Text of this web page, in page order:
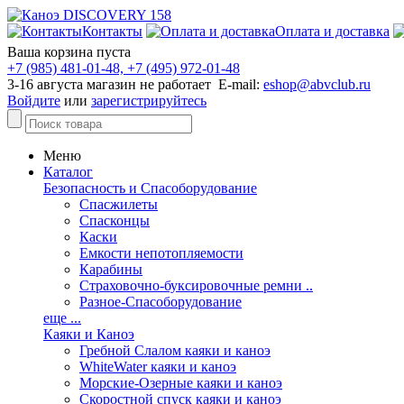
Контакты Оплата и доставка
Ваша корзина пуста
+7 (985) 481-01-48, +7 (495) 972-01-48
3-16 августа магазин не работает E-mail: eshop@abvclub.ru
Войдите или зарегистрируйтесь
Меню
Каталог
Безопасность и Спасоборудование
Спасжилеты
Спасконцы
Каски
Емкости непотопляемости
Карабины
Страховочно-буксировочные ремни ..
Разное-Спасоборудование
еще ...
Каяки и Каноэ
Гребной Слалом каяки и каноэ
WhiteWater каяки и каноэ
Морские-Озерные каяки и каноэ
Скоростной спуск каяки и каноэ